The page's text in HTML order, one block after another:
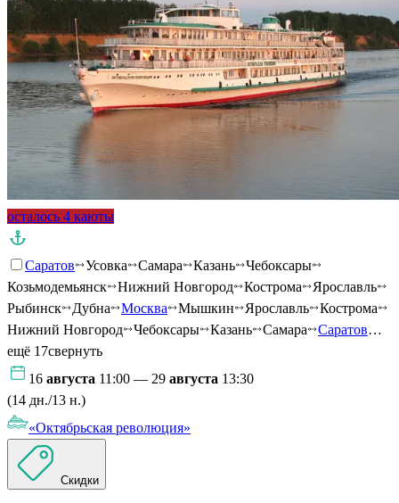
осталось 4 каюты
Саратов Усовка Самара Казань
Чебоксары
Козьмодемьянск
Нижний Новгород Кострома
Ярославль
Рыбинск
Дубна Москва Мышкин Ярославль
Кострома
Нижний Новгород
Чебоксары Казань Самара Саратов…
ещё 17свернуть
16 августа 11:00 — 29 августа 13:30
(14 дн./13 н.)
«Октябрьская революция»
Скидки